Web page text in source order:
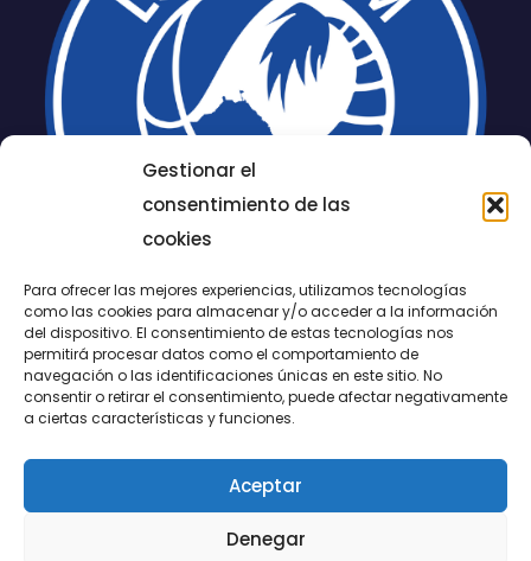
Gestionar el
consentimiento de las
cookies
Para ofrecer las mejores experiencias, utilizamos tecnologías
como las cookies para almacenar y/o acceder a la información
del dispositivo. El consentimiento de estas tecnologías nos
permitirá procesar datos como el comportamiento de
navegación o las identificaciones únicas en este sitio. No
consentir o retirar el consentimiento, puede afectar negativamente
a ciertas características y funciones.
Aceptar
Denegar
LUCENTUM
ALICANTE
CONTACTO